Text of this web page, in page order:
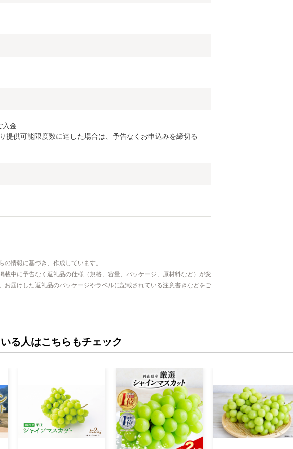
入金
提供可能限度数に達した場合は、予告なくお申込みを締切る
の情報に基づき、作成しています。
載中に予告なく返礼品の仕様（規格、容量、パッケージ、原材料など）が変
お届けした返礼品のパッケージやラベルに記載されている注意書きなどをご
る人はこちらもチェック